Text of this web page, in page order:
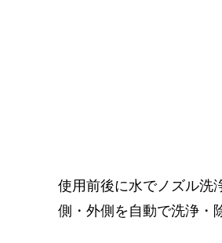
使用前後に水でノズル洗
側・外側を自動で洗浄・